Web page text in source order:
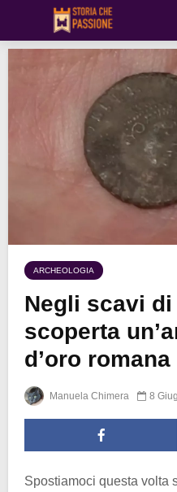
ARCHEOLOGIA
Negli scavi
scoperta
d’oro romana
Manuela Chimera 8
Spostiamoci questa volta